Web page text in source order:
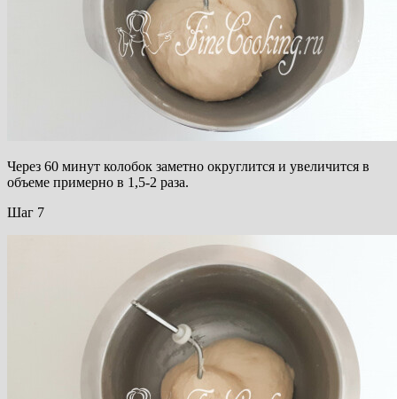
Через 60 минут колобок заметно округлится и увеличится в
объеме примерно в 1,5-2 раза.
Шаг 7